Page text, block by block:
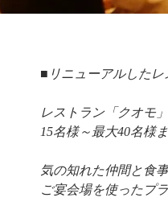
■リニューアルした
レストラン「クオモ
15名様～最大40名様
気の知れた仲間と食
ご宴会場を使ったプ